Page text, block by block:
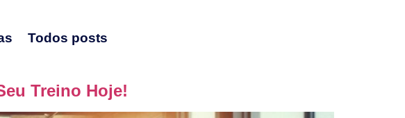
Todos posts
Treino Hoje!